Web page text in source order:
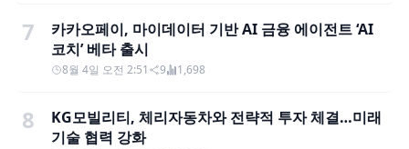
7
카카오페이, 마이데이터 기반 AI 금융 에이전트 ‘AI
코치’ 베타 출시
8월 4일 오전 2:51 9 1,698
8
KG모빌리티, 체리자동차와 전략적 투자 체결…미래
기술 협력 강화